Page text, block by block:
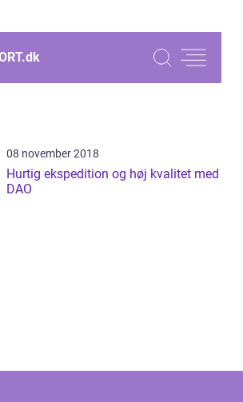
dk
08 november 2018
Hurtig ekspedition og høj kvalitet med
DAO